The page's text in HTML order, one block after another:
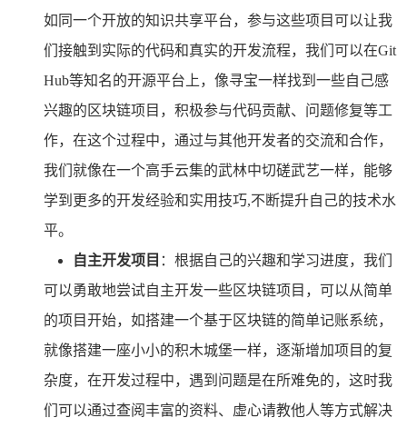
如同一个开放的知识共享平台，参与这些项目可以让我
们接触到实际的代码和真实的开发流程，我们可以在Git
Hub等知名的开源平台上，像寻宝一样找到一些自己感
兴趣的区块链项目，积极参与代码贡献、问题修复等工
作，在这个过程中，通过与其他开发者的交流和合作，
我们就像在一个高手云集的武林中切磋武艺一样，能够
学到更多的开发经验和实用技巧,不断提升自己的技术水
平。
自主开发项目 ：根据自己的兴趣和学习进度，我们
可以勇敢地尝试自主开发一些区块链项目，可以从简单
的项目开始，如搭建一个基于区块链的简单记账系统，
就像搭建一座小小的积木城堡一样，逐渐增加项目的复
杂度，在开发过程中，遇到问题是在所难免的，这时我
们可以通过查阅丰富的资料、虚心请教他人等方式解决